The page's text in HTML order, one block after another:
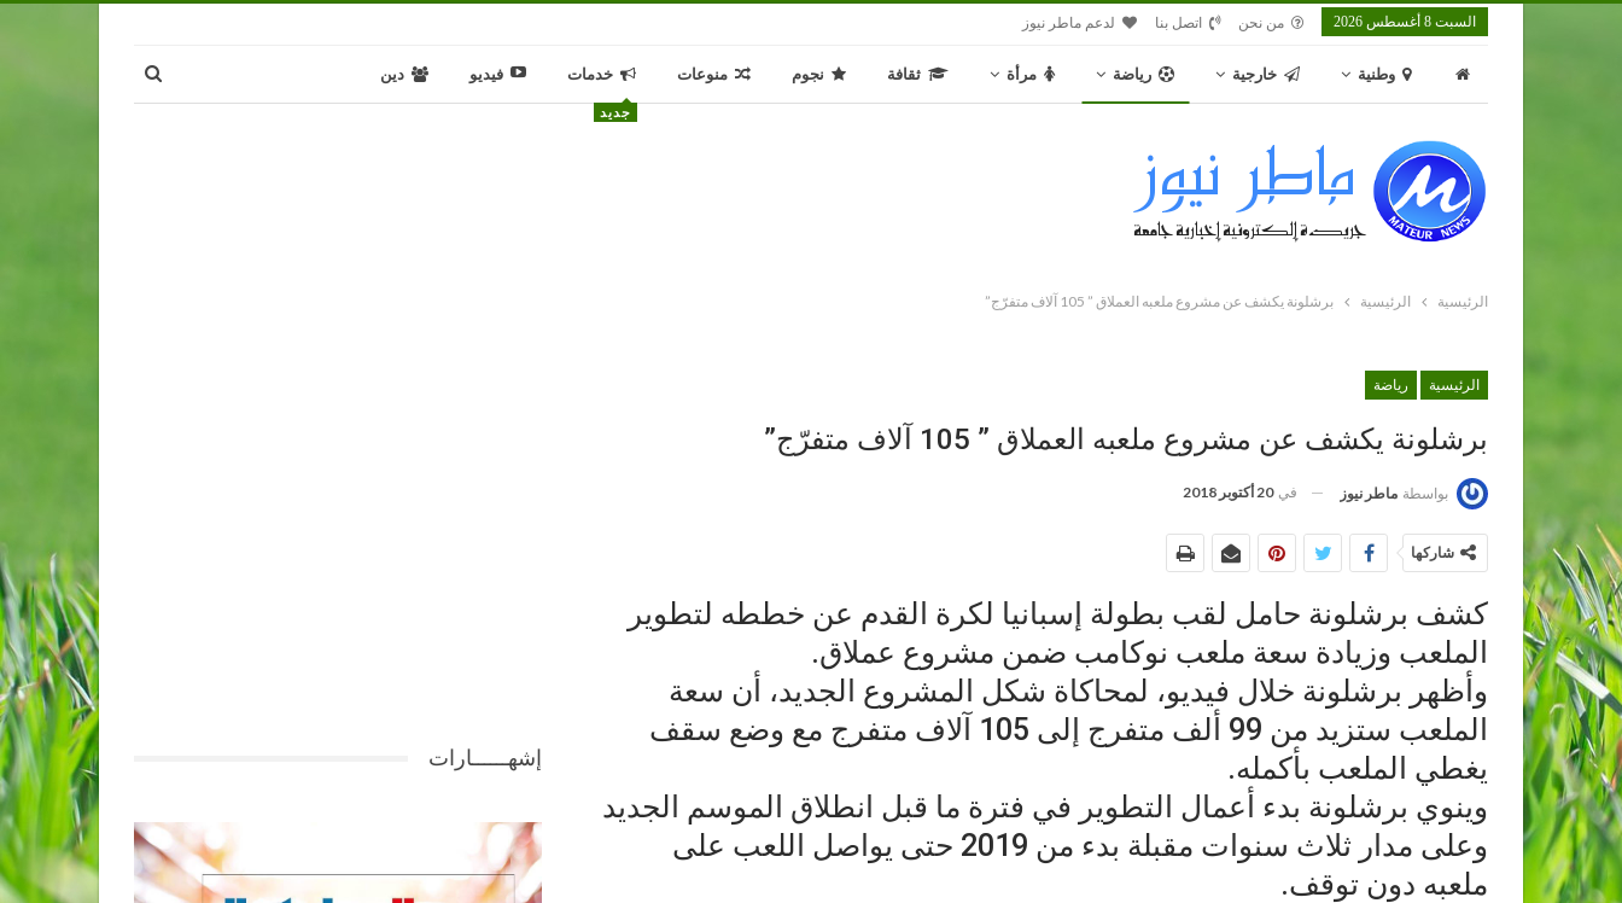
السبت 8 أغسطس 2026 من نحن اتصل بنا لدعم ماطر نيوز
وطنية خارجية رياضة مرأة ثقافة نجوم منوعات خدمات
جديد
فيديو دين
الرئيسية الرئيسية برشلونة يكشف عن مشروع ملعبه العملاق ” 105 آلاف متفرّج”
الرئيسية رياضة
برشلونة يكشف عن مشروع ملعبه العملاق ” 105 آلاف متفرّج”
بواسطة ماطر نيوز في 20 أكتوبر 2018
شاركها
كشف برشلونة حامل لقب بطولة إسبانيا لكرة القدم عن خططه لتطوير
الملعب وزيادة سعة ملعب نوكامب ضمن مشروع عملاق.
وأظهر برشلونة خلال فيديو، لمحاكاة شكل المشروع الجديد، أن سعة
الملعب ستزيد من 99 ألف متفرج إلى 105 آلاف متفرج مع وضع سقف
يغطي الملعب بأكمله.
وينوي برشلونة بدء أعمال التطوير في فترة ما قبل انطلاق الموسم الجديد
وعلى مدار ثلاث سنوات مقبلة بدء من 2019 حتى يواصل اللعب على
ملعبه دون توقف.
إشهــــــارات